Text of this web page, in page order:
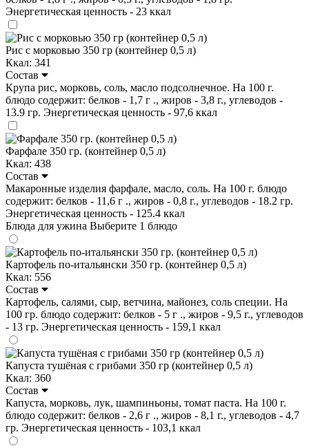
Энергетическая ценность - 23 ккал
Рис с морковью 350 гр (контейнер 0,5 л)
Ккал: 341
Состав
Крупа рис, морковь, соль, масло подсолнечное. На 100 г.
блюдо содержит: белков - 1,7 г ., жиров - 3,8 г., углеводов -
13.9 гр. Энергетическая ценность - 97,6 ккал
Фарфале 350 гр. (контейнер 0,5 л)
Ккал: 438
Состав
Макаронные изделия фарфале, масло, соль. На 100 г. блюдо
содержит: белков - 11,6 г ., жиров - 0,8 г., углеводов - 18.2 гр.
Энергетическая ценность - 125.4 ккал
Блюда для ужина Выберите 1 блюдо
Картофель по-итальянски 350 гр. (контейнер 0,5 л)
Ккал: 556
Состав
Картофель, салями, сыр, ветчина, майонез, соль специи. На
100 гр. блюдо содержит: белков - 5 г ., жиров - 9,5 г., углеводов
- 13 гр. Энергетическая ценность - 159,1 ккал
Капуста тушёная с грибами 350 гр (контейнер 0,5 л)
Ккал: 360
Состав
Капуста, морковь, лук, шампиньоны, томат паста. На 100 г.
блюдо содержит: белков - 2,6 г ., жиров - 8,1 г., углеводов - 4,7
гр. Энергетическая ценность - 103,1 ккал